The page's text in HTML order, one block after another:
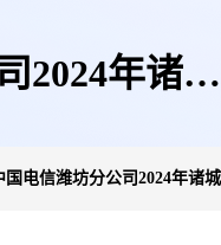
2024年诸城
国电信潍坊分公司2024年诸